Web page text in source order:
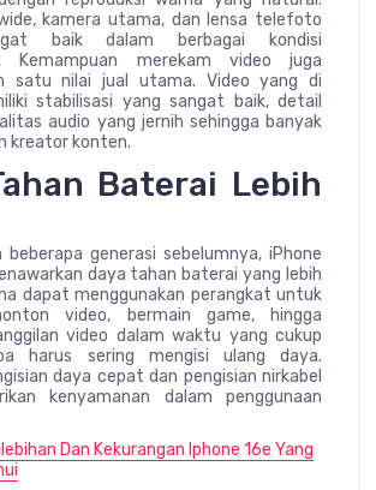
kamera utama, dan lensa telefoto
baik dalam berbagai kondisi
Kemampuan merekam video juga
satu nilai jual utama. Video yang di
stabilisasi yang sangat baik, detail
audio yang jernih sehingga banyak
kreator konten.
Baterai Lebih
beberapa generasi sebelumnya, iPhone
daya tahan baterai yang lebih
dapat menggunakan perangkat untuk
video, bermain game, hingga
video dalam waktu yang cukup
harus sering mengisi ulang daya.
daya cepat dan pengisian nirkabel
kenyamanan dalam penggunaan
Dan Kekurangan Iphone 16e Yang